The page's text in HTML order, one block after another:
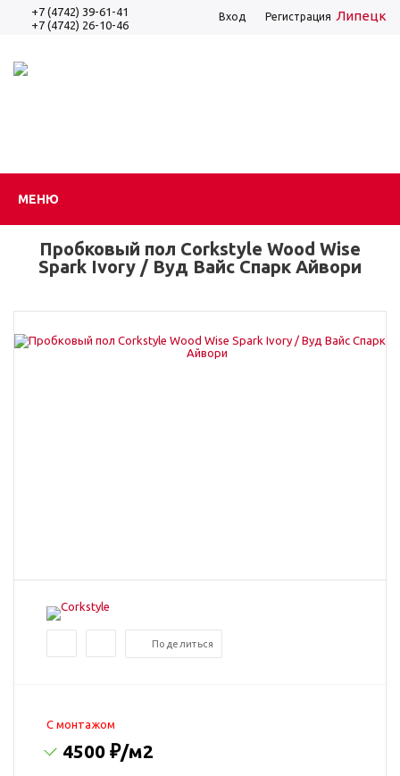
+7 (4742) 39-61-41
+7 (4742) 26-10-46
Липецк
Вход Регистрация
МЕНЮ
Пробковый пол Corkstyle Wood Wise
Spark Ivory / Вуд Вайс Спарк Айвори
Поделиться
C монтажом
4500 ₽/м2